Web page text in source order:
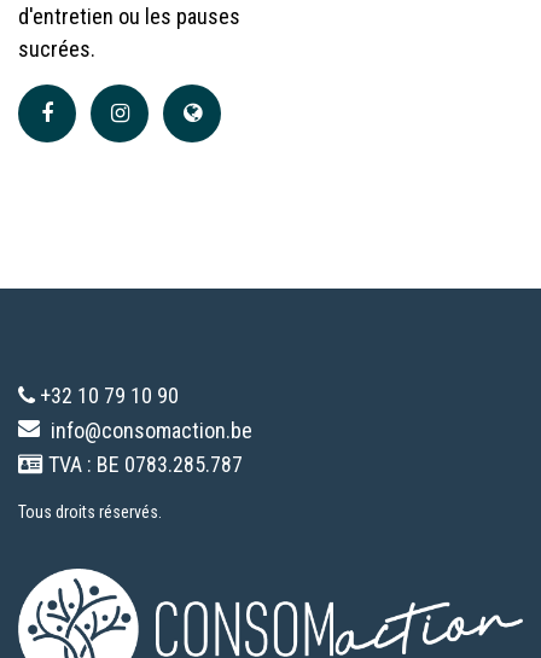
d'entretien ou les pauses
sucrées.
+32 10 79 10 90
info@consomaction.be
TVA : BE 0783.285.787
Tous droits réservés.